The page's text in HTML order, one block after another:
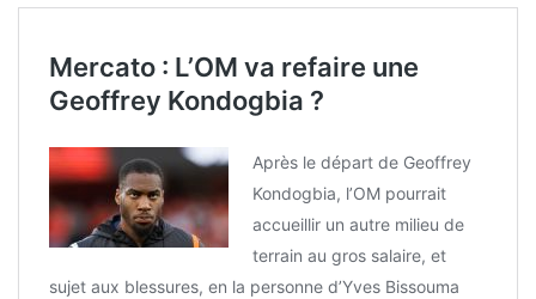
Mercato : L’OM va refaire une
Geoffrey Kondogbia ?
Après le départ de Geoffrey
Kondogbia, l’OM pourrait
accueillir un autre milieu de
terrain au gros salaire, et
sujet aux blessures, en la personne d’Yves Bissouma